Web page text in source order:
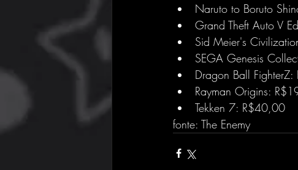
Naruto to Boruto
Grand Theft Auto V
Sid Meier's
SEGA Genesis
Dragon Ball
Rayman Origins:
Tekken 7: R$40,00
fonte: The Enemy